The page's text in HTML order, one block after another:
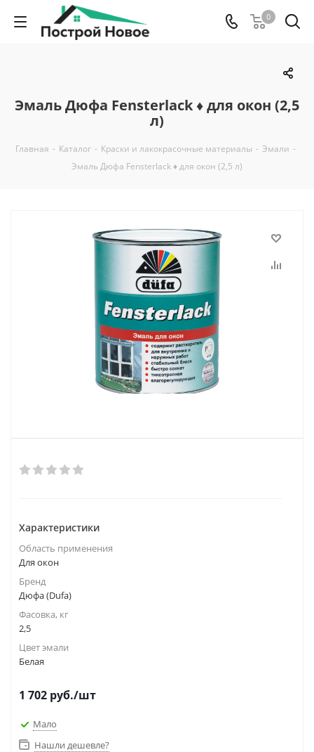
0
Эмаль Дюфа Fensterlack ♦ для окон (2,5
л)
Главная - Каталог - Краски и лакокрасочные материалы - Эмали -
Эмаль Дюфа Fensterlack ♦ для окон (2,5 л)
Характеристики
Область применения
Для окон
Бренд
Дюфа (Dufa)
Фасовка, кг
2,5
Цвет эмали
Белая
1 702 руб./шт
Мало
Нашли дешевле?